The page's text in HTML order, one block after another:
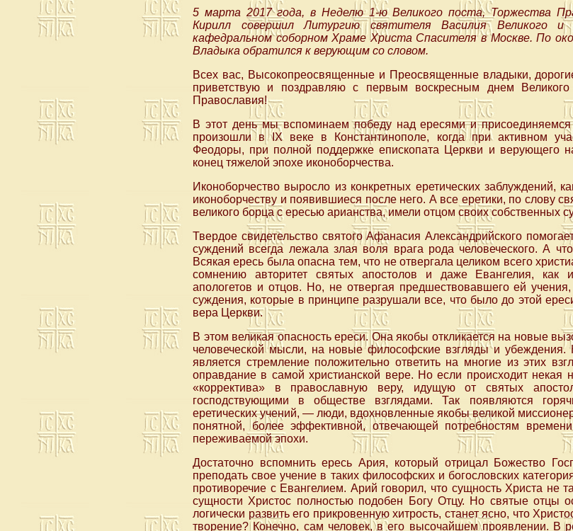
5 марта 2017 года, в Неделю 1-ю Великого поста, Торжества
Кирилл совершил Литургию святителя Василия Великого и
кафедральном соборном Храме Христа Спасителя в Москве. По
Владыка обратился к верующим со словом.
Всех вас, Высокопреосвященные и Преосвященные владыки,
приветствую и поздравляю с первым воскресным днем
Православия!
В этот день мы вспоминаем победу над ересями и
произошли в IX веке в Константинополе, когда при активном
Феодоры, при полной поддержке епископата Церкви и верующего
конец тяжелой эпохе иконоборчества.
Иконоборчество выросло из конкретных еретических заблуждений,
иконоборчеству и появившиеся после него. А все еретики, по слову
великого борца с ересью арианства, имели отцом своих собственных
Твердое свидетельство святого Афанасия Александрийского
суждений всегда лежала злая воля врага рода человеческого. А
Всякая ересь была опасна тем, что не отвергала целиком всего
сомнению авторитет святых апостолов и даже Евангелия, как
апологетов и отцов. Но, не отвергая предшествовавшего ей
суждения, которые в принципе разрушали все, что было до этой
вера Церкви.
В этом великая опасность ереси. Она якобы откликается на новые
человеческой мысли, на новые философские взгляды и
является стремление положительно ответить на многие из этих
оправдание в самой христианской вере. Но если происходит некая
«корректива» в православную веру, идущую от святых
господствующими в обществе взглядами. Так появляются
еретических учений, — люди, вдохновленные якобы великой
понятной, более эффективной, отвечающей потребностям
переживаемой эпохи.
Достаточно вспомнить ересь Ария, который отрицал Божество
преподать свое учение в таких философских и богословских
противоречие с Евангелием. Арий говорил, что сущность Христа не
сущности Христос полностью подобен Богу Отцу. Но святые отцы
логически развить его прикровенную хитрость, станет ясно, что
творение? Конечно, сам человек, в его высочайшем проявлении. В